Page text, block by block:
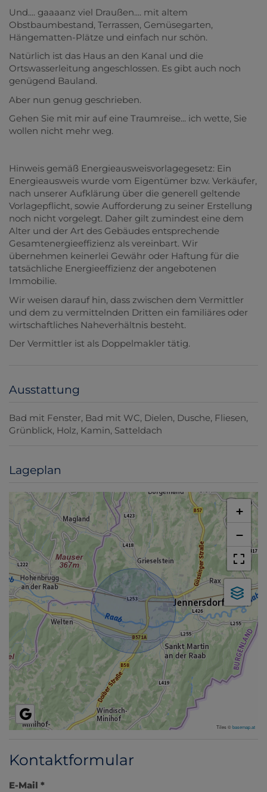
Und.... gaaaanz viel Draußen.... mit altem
Obstbaumbestand, Terrassen, Gemüsegarten,
Hängematten-Plätze und einfach nur schön.
Natürlich ist das Haus an den Kanal und die
Ortswasserleitung angeschlossen. Es gibt auch noch
genügend Bauland.
Aber nun genug geschrieben.
Gehen Sie mit mir auf eine Traumreise... ich wette, Sie
wollen nicht mehr weg.
Hinweis gemäß Energieausweisvorlagegesetz: Ein
Energieausweis wurde vom Eigentümer bzw. Verkäufer,
nach unserer Aufklärung über die generell geltende
Vorlagepflicht, sowie Aufforderung zu seiner Erstellung
noch nicht vorgelegt. Daher gilt zumindest eine dem
Alter und der Art des Gebäudes entsprechende
Gesamtenergieeffizienz als vereinbart. Wir
übernehmen keinerlei Gewähr oder Haftung für die
tatsächliche Energieeffizienz der angebotenen
Immobilie.
Wir weisen darauf hin, dass zwischen dem Vermittler
und dem zu vermittelnden Dritten ein familiäres oder
wirtschaftliches Naheverhältnis besteht.
Der Vermittler ist als Doppelmakler tätig.
Ausstattung
Bad mit Fenster Bad mit WC Dielen Dusche Fliesen
Grünblick Holz Kamin Satteldach
Lageplan
+
−
Tiles ©basemap.at
Kontaktformular
E-Mail